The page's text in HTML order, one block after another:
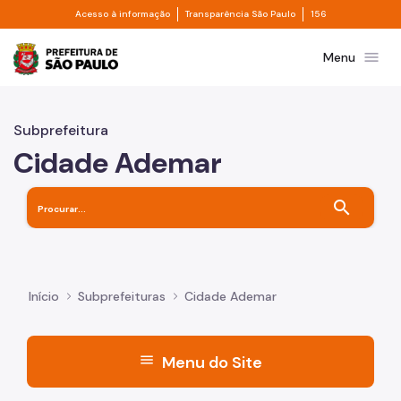
Pular para o Conteúdo principal
Acesso à informação Divisor de acesso à informação
Transparência São Paulo Divisor de
156
Prefeitura de São PauloMenu menu
Subprefeitura
Cidade Ademar
search
Início Subprefeituras Cidade Ademar
menu Menu do Site